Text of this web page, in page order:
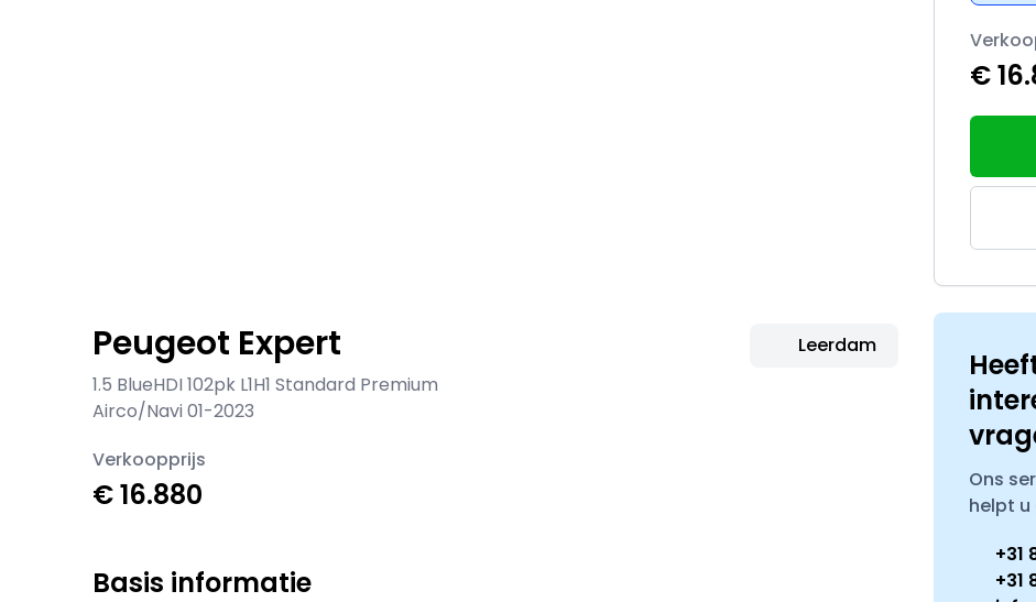
Peugeot Expert
1.5 BlueHDI 102pk L1H1 Standard Premium
Airco/Navi 01-2023
Leerdam
Verkoopprijs
€ 16.880
€
Ons
helpt u
+31
+31
Basis informatie